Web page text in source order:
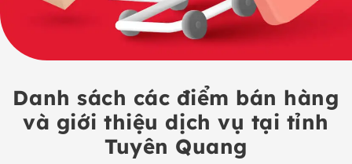
Danh sách các điểm bán hàng
và giới thiệu dịch vụ tại tỉnh
Tuyên Quang